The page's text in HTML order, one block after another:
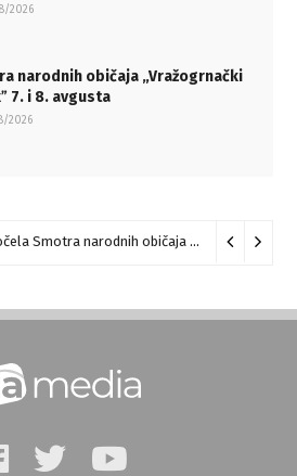
2026
narodnih običaja „Vražogrnački
7. i 8. avgusta
2026
U Vražogrncu počela Smotra narodnih običaja „Vražogrnački točak“